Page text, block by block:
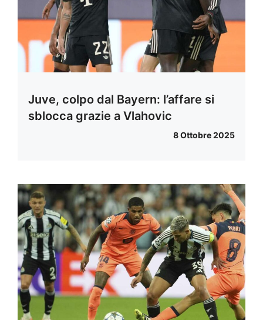
Juve, colpo dal Bayern: l’affare si
sblocca grazie a Vlahovic
8 Ottobre 2025